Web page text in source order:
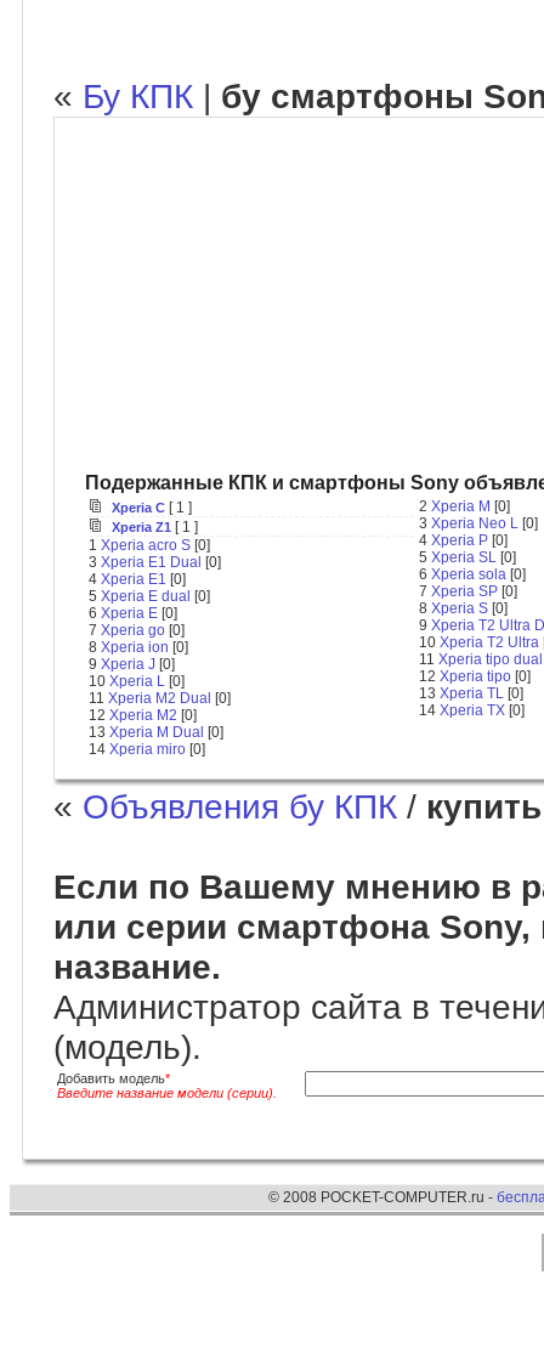
« Бу КПК | бу смартфоны
Подержанные КПК и смартфоны Sony
Xperia C [ 1 ]
Xperia Z1 [ 1 ]
1 Xperia acro S [0]
3 Xperia E1 Dual [0]
4 Xperia E1 [0]
5 Xperia E dual [0]
6 Xperia E [0]
7 Xperia go [0]
8 Xperia ion [0]
9 Xperia J [0]
10 Xperia L [0]
11 Xperia M2 Dual [0]
12 Xperia M2 [0]
13 Xperia M Dual [0]
14 Xperia miro [0]
2 Xperia M [0]
3 Xperia Neo L [0]
4 Xperia P [0]
5 Xperia SL [0]
6 Xperia sola [0]
7 Xperia SP [0]
8 Xperia S [0]
9 Xperia T2 Ultra
10 Xperia T2 Ultra
11 Xperia tipo dual
12 Xperia tipo [0]
13 Xperia TL [0]
14 Xperia TX [0]
« Объявления бу КПК /
Если по Вашему мнению в
или серии смартфона Sony,
название.
Администратор сайта в
(модель).
Добавить модель*
Введите название модели (серии).
© 2008 POCKET-COMPUTER.ru -